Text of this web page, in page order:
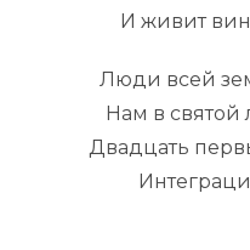
И живит
Люди всей
Нам в святой
Двадцать